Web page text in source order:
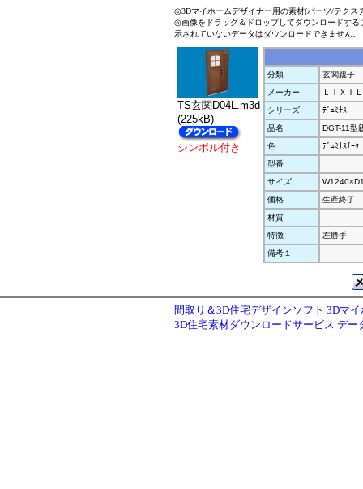
◎3Dマイホームデザイナー用の素材(パーツ/テクス
◎画像をドラッグ＆ドロップしてダウンロードす
示されていないデータはダウンロードできません。
TS玄関D04L.m3d
(225kB)
シンボル付き
分類
玄関親子
メーカー
ＬＩＸＩＬ
シリーズ
ﾃﾞｭﾐﾅｽ
品名
DGT-11型
色
ﾃﾞｭﾐﾅｽﾁｰｸ
型番
サイズ
価格
生産終了
材質
特徴
左勝手
備考１
間取り＆3D住宅デザインソフト 3Dマ
3D住宅素材ダウンロードサービス デー